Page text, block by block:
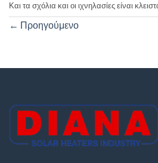
Και τα σχόλια και οι ιχνηλασίες είναι
← Προηγούμενο